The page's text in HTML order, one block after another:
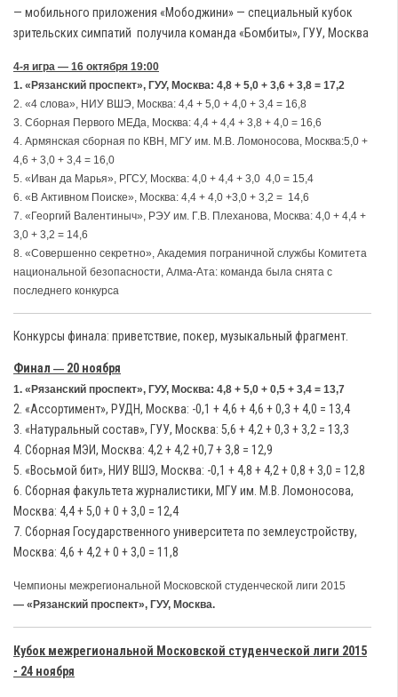
— мобильного приложения «Мободжини» — специальный кубок
зрительских симпатий получила команда «Бомбиты», ГУУ, Москва
4-я игра — 16 октября 19:00
1. «Рязанский проспект», ГУУ, Москва: 4,8 + 5,0 + 3,6 + 3,8 = 17,2
2. «4 слова», НИУ ВШЭ, Москва: 4,4 + 5,0 + 4,0 + 3,4 = 16,8
3. Сборная Первого МЕДа, Москва: 4,4 + 4,4 + 3,8 + 4,0 = 16,6
4. Армянская сборная по КВН, МГУ им. М.В. Ломоносова, Москва:5,0 +
4,6 + 3,0 + 3,4 = 16,0
5. «Иван да Марья», РГСУ, Москва: 4,0 + 4,4 + 3,0 4,0 = 15,4
6. «В Активном Поиске», Москва: 4,4 + 4,0 +3,0 + 3,2 = 14,6
7. «Георгий Валентиныч», РЭУ им. Г.В. Плеханова, Москва: 4,0 + 4,4 +
3,0 + 3,2 = 14,6
8. «Совершенно секретно», Академия пограничной службы Комитета
национальной безопасности, Алма-Ата: команда была снята с
последнего конкурса
Конкурсы финала: приветствие, покер, музыкальный фрагмент.
Финал — 20 ноября
1. «Рязанский проспект», ГУУ, Москва: 4,8 + 5,0 + 0,5 + 3,4 = 13,7
2. «Ассортимент», РУДН, Москва: -0,1 + 4,6 + 4,6 + 0,3 + 4,0 = 13,4
3. «Натуральный состав», ГУУ, Москва: 5,6 + 4,2 + 0,3 + 3,2 = 13,3
4. Сборная МЭИ, Москва: 4,2 + 4,2 +0,7 + 3,8 = 12,9
5. «Восьмой бит», НИУ ВШЭ, Москва: -0,1 + 4,8 + 4,2 + 0,8 + 3,0 = 12,8
6. Сборная факультета журналистики, МГУ им. М.В. Ломоносова,
Москва: 4,4 + 5,0 + 0 + 3,0 = 12,4
7. Сборная Государственного университета по землеустройству,
Москва: 4,6 + 4,2 + 0 + 3,0 = 11,8
Чемпионы межрегиональной Московской студенческой лиги 2015
— «Рязанский проспект», ГУУ, Москва.
Кубок межрегиональной Московской студенческой лиги 2015
- 24 ноября